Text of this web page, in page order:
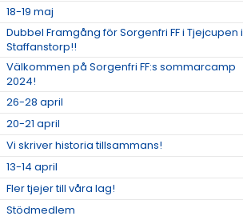
18-19 maj
Dubbel Framgång för Sorgenfri FF i Tjejcupen i
Staffanstorp!!
Välkommen på Sorgenfri FF:s sommarcamp
2024!
26-28 april
20-21 april
Vi skriver historia tillsammans!
13-14 april
Fler tjejer till våra lag!
Stödmedlem